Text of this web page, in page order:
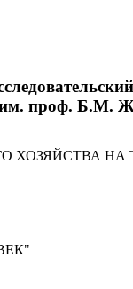
им. проф. Б.М.
ХОЗЯЙСТВА НА